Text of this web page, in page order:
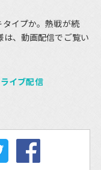
イプか。熱戦が続
は、動画配信でご覧い
イブ配信